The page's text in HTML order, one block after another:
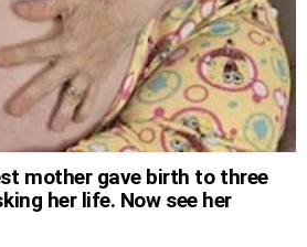
mother gave birth to three
her life. Now see her